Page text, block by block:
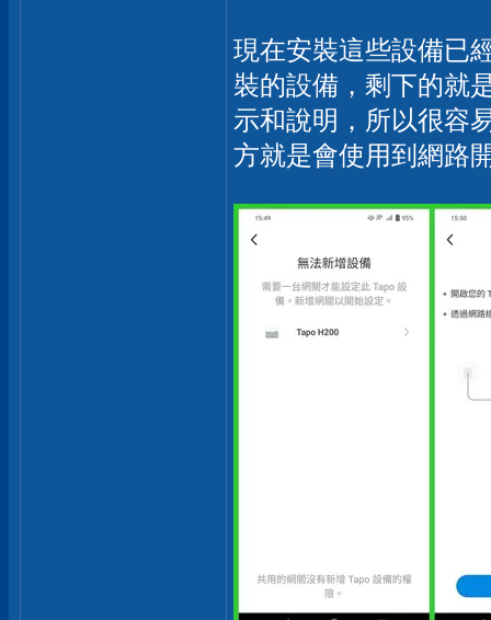
現在安裝這些設備已
裝的設備，剩下的就
示和說明，所以很容
方就是會使用到網路